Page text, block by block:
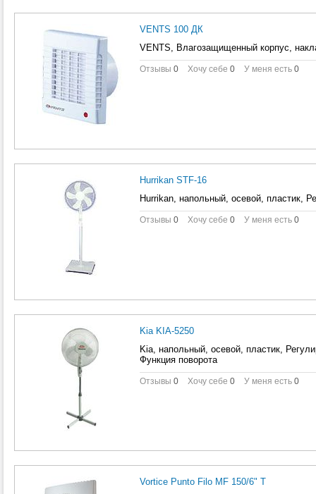
VENTS 100 ДК
VENTS, Влагозащищенный корпус,
Отзывы 0 Хочу себе 0 У меня есть 0
Hurrikan SТF-16
Hurrikan, напольный, осевой, пластик,
Отзывы 0 Хочу себе 0 У меня есть 0
Kia KIA-5250
Kia, напольный, осевой, пластик,
Функция поворота
Отзывы 0 Хочу себе 0 У меня есть 0
Vortice Punto Filo MF 150/6" T